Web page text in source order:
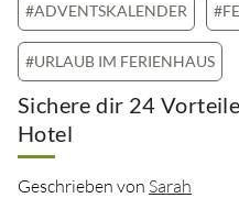
#ADVENTSKALENDER
#URLAUB IM FERIENHAUS
Sichere dir 24
Hotel
Geschrieben von Sarah